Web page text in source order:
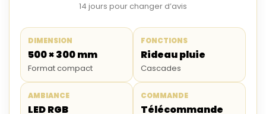
14 jours pour changer d’avis
DIMENSION
500 × 300 mm
Format compact
FONCTIONS
Rideau pluie
Cascades
AMBIANCE
LED RGB
COMMANDE
Télécommande